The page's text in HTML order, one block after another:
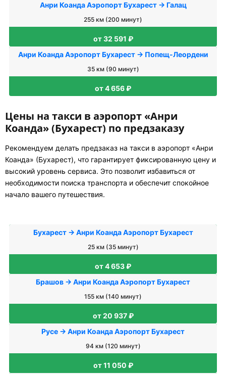
Анри Коанда Аэропорт Бухарест → Галац
255 км (200 минут)
от 32 591 ₽
Анри Коанда Аэропорт Бухарест → Попещ-Леордени
35 км (90 минут)
от 4 656 ₽
Цены на такси в аэропорт «Анри
Коанда» (Бухарест) по предзаказу
Рекомендуем делать предзаказ на такси в аэропорт «Анри
Коанда» (Бухарест), что гарантирует фиксированную цену и
высокий уровень сервиса. Это позволит избавиться от
необходимости поиска транспорта и обеспечит спокойное
начало вашего путешествия.
Бухарест → Анри Коанда Аэропорт Бухарест
25 км (35 минут)
от 4 653 ₽
Брашов → Анри Коанда Аэропорт Бухарест
155 км (140 минут)
от 20 937 ₽
Русе → Анри Коанда Аэропорт Бухарест
94 км (120 минут)
от 11 050 ₽